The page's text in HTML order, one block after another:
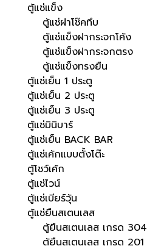
ตู้แช่แข็ง
ตู้แช่ฝาโช๊คทึบ
ตู้แช่แข็งฝากระจกโค้ง
ตู้แช่แข็งฝากระจกตรง
ตู้แช่แข็งทรงยืน
ตู้แช่เย็น 1 ประตู
ตู้แช่เย็น 2 ประตู
ตู้แช่เย็น 3 ประตู
ตู้แช่มินิบาร์
ตู้แช่เย็น BACK BAR
ตู้แช่เค้กแบบตั้งโต๊ะ
ตู้โชว์เค้ก
ตู้แช่ไวน์
ตู้แช่เบียร์วุ้น
ตู้แช่ยืนสเตนเลส
ตู้ยืนสเตนเลส เกรด 304
ตู้ยืนสเตนเลส เกรด 201